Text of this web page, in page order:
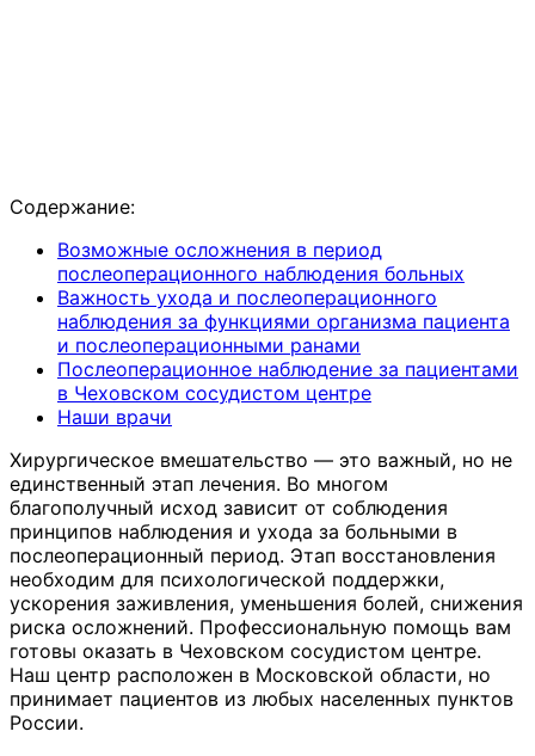
Содержание:
Возможные осложнения в период
послеоперационного наблюдения больных
Важность ухода и послеоперационного
наблюдения за функциями организма пациента
и послеоперационными ранами
Послеоперационное наблюдение за пациентами
в Чеховском сосудистом центре
Наши врачи
Хирургическое вмешательство — это важный, но не
единственный этап лечения. Во многом
благополучный исход зависит от соблюдения
принципов наблюдения и ухода за больными в
послеоперационный период. Этап восстановления
необходим для психологической поддержки,
ускорения заживления, уменьшения болей, снижения
риска осложнений. Профессиональную помощь вам
готовы оказать в Чеховском сосудистом центре.
Наш центр расположен в Московской области, но
принимает пациентов из любых населенных пунктов
России.